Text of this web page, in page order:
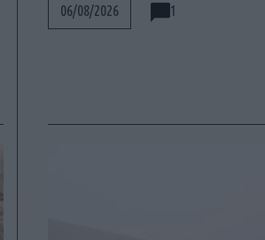
06/08/2026 1